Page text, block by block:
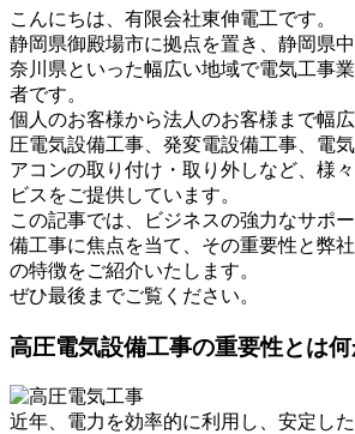
こんにちは、有限会社東伸電工です。
静岡県御殿場市に拠点を置き、静岡県
奈川県といった幅広い地域で電気工事
者です。
個人のお客様から法人のお客様まで幅
圧電気設備工事、発変電設備工事、電
アコンの取り付け・取り外しなど、様
ビスをご提供しています。
この記事では、ビジネスの強力なサポ
備工事に焦点を当て、その重要性と弊
の特徴をご紹介いたします。
ぜひ最後までご覧ください。
高圧電気設備工事の重要性とは
近年、電力を効率的に利用し、安定し